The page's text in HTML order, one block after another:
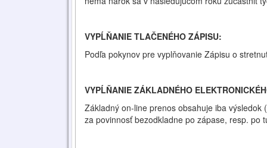
VYPĹŇANIE TLAČENÉHO ZÁPISU:
Podľa pokynov pre vyplňovanie Zápisu o
VYPĹŇANIE ZÁKLADNÉHO
Základný on-line prenos obsahuje iba
za povinnosť bezodkladne po zápase, resp. po